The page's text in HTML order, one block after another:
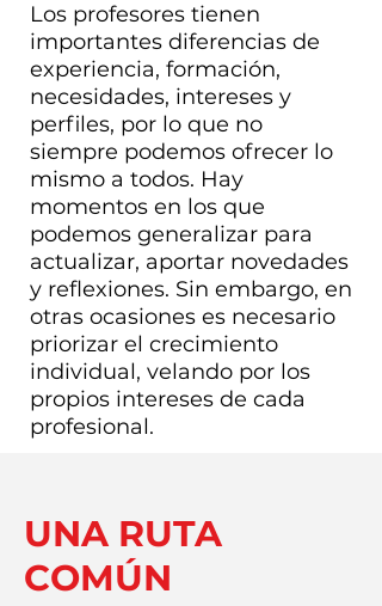
Los profesores tienen
importantes diferencias de
experiencia, formación,
necesidades, intereses y
perfiles, por lo que no
siempre podemos ofrecer lo
mismo a todos. Hay
momentos en los que
podemos generalizar para
actualizar, aportar novedades
y reflexiones. Sin embargo, en
otras ocasiones es necesario
priorizar el crecimiento
individual, velando por los
propios intereses de cada
profesional.
UNA RUTA
COMÚN